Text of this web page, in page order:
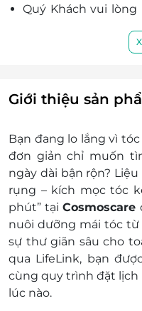
Quý Khách vui
dịch vụ trước 2
chỗ trước. Mong
Địa chỉ: 197
Điều kiện khác:
Một khách
Voucher/e-
e-Voucher/e-
thành tiền mặt,
Không áp
chương trình
Giá chưa bao gồm
Giới thiệu sản
Bạn đang lo lắng vì
đơn giản chỉ muốn
ngày dài bận rộn?
rụng – kích mọc tóc
phút” tạiCosmoscare
nuôi dưỡng mái tóc
sự thư giãn sâu cho
qua LifeLink, bạn
cùng quy trình đặt
lúc nào.